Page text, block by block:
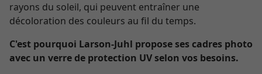
rayons du soleil, qui peuvent entraîner une
décoloration des couleurs au fil du temps.
C'est pourquoi Larson-Juhl propose ses cadres photo
avec un verre de protection UV selon vos besoins.